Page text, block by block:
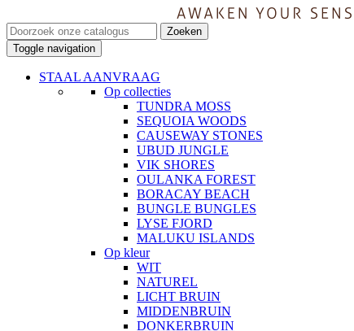
Zoeken
Toggle navigation
STAAL AANVRAAG
Op collecties
TUNDRA MOSS
SEQUOIA WOODS
CAUSEWAY STONES
UBUD JUNGLE
VIK SHORES
OULANKA FOREST
BORACAY BEACH
BUNGLE BUNGLES
LYSE FJORD
MALUKU ISLANDS
Op kleur
WIT
NATUREL
LICHT BRUIN
MIDDENBRUIN
DONKERBRUIN